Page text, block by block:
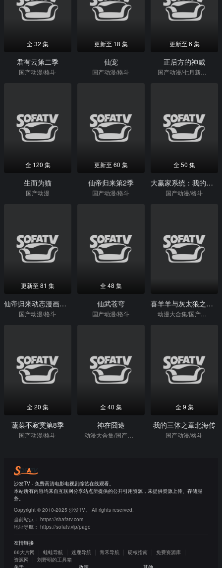
全 32 集
君有云第二季
国产动漫/格斗
更新至 18 集
仙宠
国产动漫/格斗
更新至 6 集
正后方的神威
国产动漫/七月新番/热血/日本动漫
全 120 集
生而为猫
国产动漫
更新至 60 集
仙帝归来第2季
国产动漫/格斗
全 50 集
大赢家系统：我的消费额度无上限动态漫画
国产动漫/格斗
更新至 81 集
仙帝归来动态漫画第3季
国产动漫/格斗
全 48 集
仙武苍穹
国产动漫/格斗
喜羊羊与灰太狼之开心闯龙年
动漫大合集/国产动漫/格斗
全 20 集
蔬菜不寂寞第8季
国产动漫/格斗
全 40 集
神在囧途
动漫大合集/国产动漫/格斗
全 9 集
我的三体之章北海传
国产动漫/格斗
沙发TV - 免费高清电影电视剧综艺在线观看。
本站所有内容均来自互联网分享站点所提供的公开引用资源，未提供资源上传、存储服
务。
Copyright © 2010-2025 沙发TV。 All rights reserved.
当前站点： https://shafatv.com
地址导航： https://sofatv.vip/page
友情链接
66大片网
蛙蛙导航 迷鹿导航 青禾导航 硬核指南
免费资源库
资源网
刘野明的工具箱